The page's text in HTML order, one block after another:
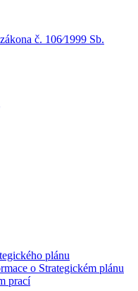
č. 106⁄1999 Sb.
plánu
o Strategickém plánu
prací